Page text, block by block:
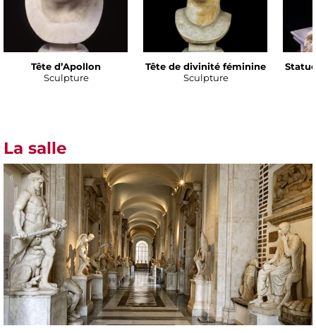
Tête d’Apollon
Sculpture
Tête de divinité féminine
Sculpture
La salle